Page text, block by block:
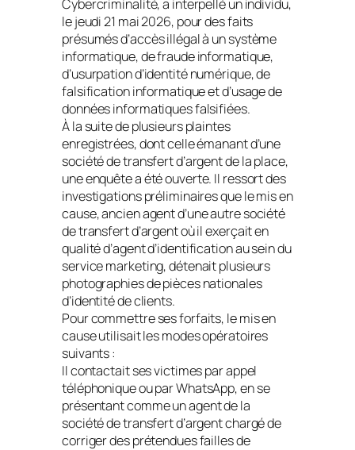
Cybercriminalité, a interpellé un individu,
le jeudi 21 mai 2026, pour des faits
présumés d’accès illégal à un système
informatique, de fraude informatique,
d’usurpation d’identité numérique, de
falsification informatique et d’usage de
données informatiques falsifiées.
À la suite de plusieurs plaintes
enregistrées, dont celle émanant d’une
société de transfert d’argent de la place,
une enquête a été ouverte. Il ressort des
investigations préliminaires que le mis en
cause, ancien agent d’une autre société
de transfert d’argent où il exerçait en
qualité d’agent d’identification au sein du
service marketing, détenait plusieurs
photographies de pièces nationales
d’identité de clients.
Pour commettre ses forfaits, le mis en
cause utilisait les modes opératoires
suivants :
Il contactait ses victimes par appel
téléphonique ou par WhatsApp, en se
présentant comme un agent de la
société de transfert d’argent chargé de
corriger des prétendues failles de